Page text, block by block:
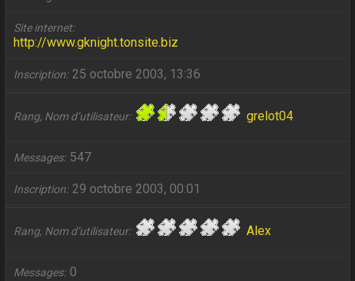
Site internet
http://www.gknight.tonsite.biz
Inscription 25 octobre 2003, 13:36
Rang, Nom d’utilisateur grelot04
Messages 547
Inscription 29 octobre 2003, 00:01
Rang, Nom d’utilisateur Alex
Messages 0